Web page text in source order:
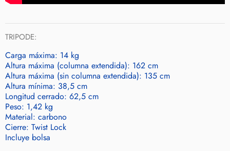
TRIPODE:
Carga máxima: 14 kg
Altura máxima (columna extendida): 162 cm
Altura máxima (sin columna extendida): 135 cm
Altura mínima: 38,5 cm
Longitud cerrado: 62,5 cm
Peso: 1,42 kg
Material: carbono
Cierre: Twist Lock
Incluye bolsa